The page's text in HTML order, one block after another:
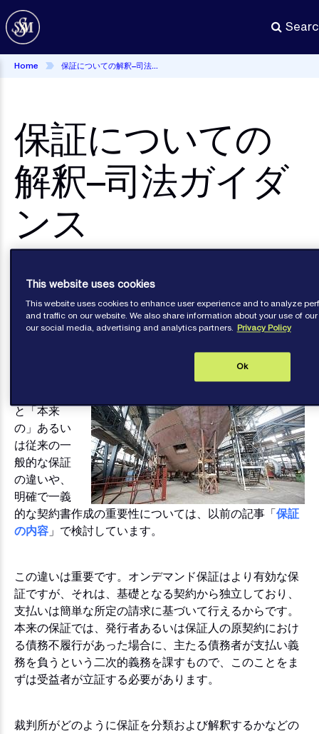
Skip
to
main
content
Home 保証についての解釈–司法ガイダンス
保証についての
解釈–司法ガイダ
ンス
Publications
と「本来
の」あるい
は従来の一
般的な保証
の違いや、
明確で一義
的な契約書作成の重要性については、以前の記事「保証
の内容 」で検討しています。
この違いは重要です。オンデマンド保証はより有効な保
証ですが、それは、基礎となる契約から独立しており、
支払いは簡単な所定の請求に基づいて行えるからです。
本来の保証では、発行者あるいは保証人の原契約におけ
る債務不履行があった場合に、主たる債務者が支払い義
務を負うという二次的義務を課すもので、このことをま
ずは受益者が立証する必要があります。
裁判所がどのように保証を分類および解釈するかなどの
This website uses cookies
This website uses cookies to enhance user experience and to analyze
and traffic on our website. We also share information about your use of
our social media, advertising and analytics partners. Privacy Policy
Ok